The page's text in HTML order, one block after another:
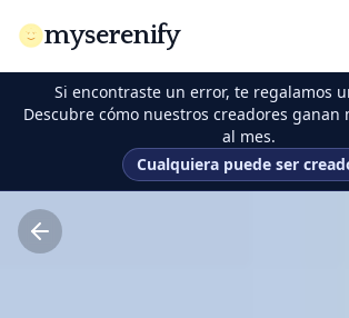
myserenify
Si encontraste un error, te regalamos
Descubre cómo nuestros creadores ganan
al mes.
Cualquiera puede ser